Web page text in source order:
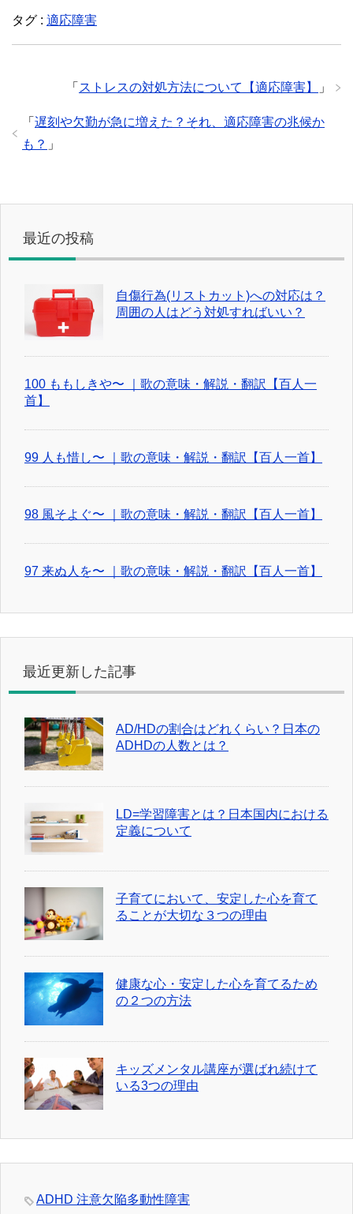
タグ : 適応障害
「 ストレスの対処方法について【適応障害】 」
「 遅刻や欠勤が急に増えた？それ、適応障害の兆候か
も？ 」
最近の投稿
自傷行為(リストカット)への対応は？
周囲の人はどう対処すればいい？
100 ももしきや〜 ｜歌の意味・解説・翻訳【百人一
首】
99 人も惜し〜 ｜歌の意味・解説・翻訳【百人一首】
98 風そよぐ〜 ｜歌の意味・解説・翻訳【百人一首】
97 来ぬ人を〜 ｜歌の意味・解説・翻訳【百人一首】
最近更新した記事
AD/HDの割合はどれくらい？日本の
ADHDの人数とは？
LD=学習障害とは？日本国内における
定義について
子育てにおいて、安定した心を育て
ることが大切な３つの理由
健康な心・安定した心を育てるため
の２つの方法
キッズメンタル講座が選ばれ続けて
いる3つの理由
ADHD 注意欠陥多動性障害